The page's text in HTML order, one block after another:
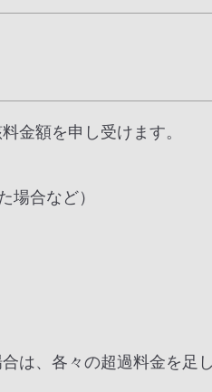
金額を申し受けます。
場合など）
は、各々の超過料金を足